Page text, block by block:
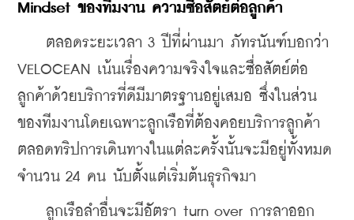
Mindset ของทีมงาน ความซื่อสัตย์ต่อลูกค้า
ตลอดระยะเวลา 3 ปีที่ผ่านมา ภัทรนันฑ์บอกว่า
VELOCEAN เน้นเรื่องความจริงใจและซื่อสัตย์ต่อ
ลูกค้าด้วยบริการที่ดีมีมาตรฐานอยู่เสมอ ซึ่งในส่วน
ของทีมงานโดยเฉพาะลูกเรือที่ต้องคอยบริการลูกค้า
ตลอดทริปการเดินทางในแต่ละครั้งนั้นจะมีอยู่ทั้งหมด
จำนวน 24 คน นับตั้งแต่เริ่มต้นธุรกิจมา
ลูกเรือลำอื่นจะมีอัตรา turn over การลาออก